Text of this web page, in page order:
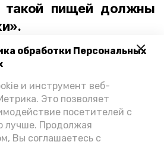
обработки Персональных
и инструмент веб-
Это позволяет
посетителей с
лучше. Продолжая
Вы соглашаетесь с
пищей должны
безопасной
30-50 граммов
следует обратить
с которым она
выбирать
с мукой грубого